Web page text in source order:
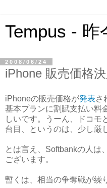
Tempus - 昨
2008/06/24
iPhone 販売価格
iPhoneの販売価格が発表さ
基本プランに割賦支払い料
しいです。うーん、ドコモ
台目、というのは、少し厳
とは言え、Softbankの人は
ございます。
暫くは、相当の争奪戦が繰